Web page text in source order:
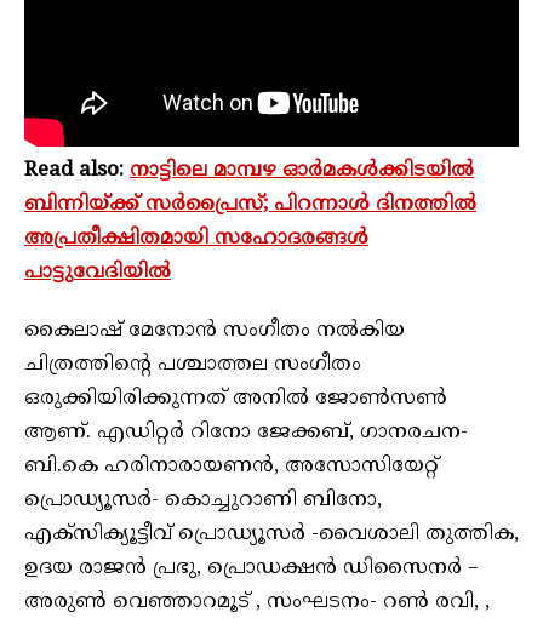
Read also: നാട്ടിലെ മാമ്പഴ ഓർമകൾക്കിടയിൽ
ബിന്നിയ്ക്ക് സർപ്രൈസ്; പിറന്നാൾ ദിനത്തിൽ
അപ്രതീക്ഷിതമായി സഹോദരങ്ങൾ
പാട്ടുവേദിയിൽ
കൈലാഷ് മേനോൻ സം​ഗീതം നൽകിയ
ചിത്രത്തിന്റെ പശ്ചാത്തല സം​ഗീതം
ഒരുക്കിയിരിക്കുന്നത് അനിൽ ജോൺസൺ
ആണ്. എഡിറ്റർ റിനോ ജേക്കബ്, ​ഗാനരചന-
ബി.കെ ഹരിനാരായണൻ, അസോസിയേറ്റ്
പ്രൊഡ്യൂസർ- കൊച്ചുറാണി ബിനോ,
എക്സിക്യൂട്ടീവ് പ്രൊഡ്യൂസർ -വൈശാലി തുത്തിക,
ഉദയ രാജൻ പ്രഭു, പ്രൊഡക്ഷൻ ഡിസൈനർ –
അരുൺ വെഞ്ഞാറമൂട് , സംഘടനം- റൺ രവി, ,